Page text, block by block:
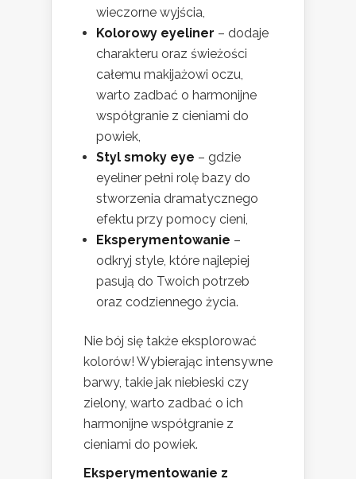
wieczorne wyjścia,
Kolorowy eyeliner – dodaje
charakteru oraz świeżości
całemu makijażowi oczu,
warto zadbać o harmonijne
współgranie z cieniami do
powiek,
Styl smoky eye – gdzie
eyeliner pełni rolę bazy do
stworzenia dramatycznego
efektu przy pomocy cieni,
Eksperymentowanie –
odkryj style, które najlepiej
pasują do Twoich potrzeb
oraz codziennego życia.
Nie bój się także eksplorować
kolorów! Wybierając intensywne
barwy, takie jak niebieski czy
zielony, warto zadbać o ich
harmonijne współgranie z
cieniami do powiek.
Eksperymentowanie z